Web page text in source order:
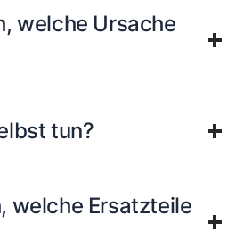
welche Ursache
tun?
welche Ersatzteile